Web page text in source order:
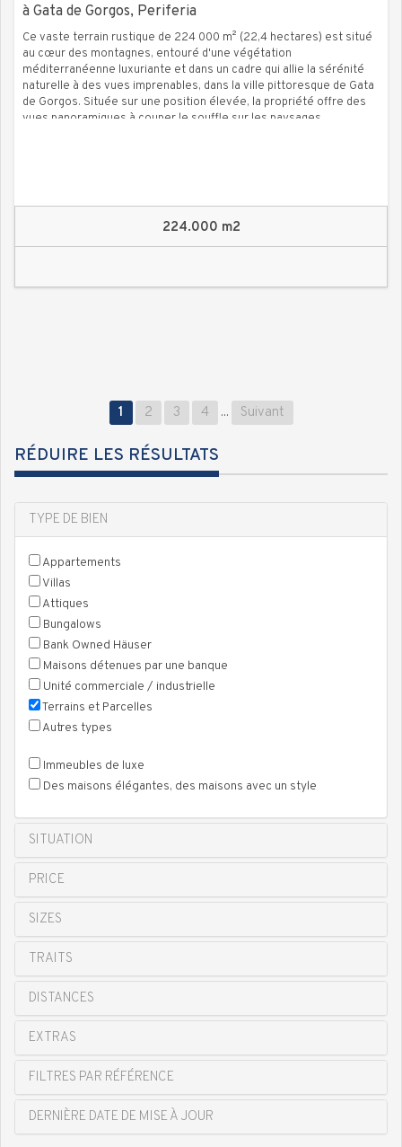
à Gata de Gorgos, Periferia
Ce vaste terrain rustique de 224 000 m² (22,4 hectares) est situé
au cœur des montagnes, entouré d'une végétation
méditerranéenne luxuriante et dans un cadre qui allie la sérénité
naturelle à des vues imprenables, dans la ville pittoresque de Gata
de Gorgos. Située sur une position élevée, la propriété offre des
vues panoramiques à couper le souffle sur les paysages
224.000 m2
1 2 3 4 ... Suivant
RÉDUIRE LES RÉSULTATS
TYPE DE BIEN
Appartements
Villas
Attiques
Bungalows
Bank Owned Häuser
Maisons détenues par une banque
Unité commerciale / industrielle
Terrains et Parcelles
Autres types
Immeubles de luxe
Des maisons élégantes, des maisons avec un style
SITUATION
PRICE
SIZES
TRAITS
DISTANCES
EXTRAS
FILTRES PAR RÉFÉRENCE
DERNIÈRE DATE DE MISE À JOUR